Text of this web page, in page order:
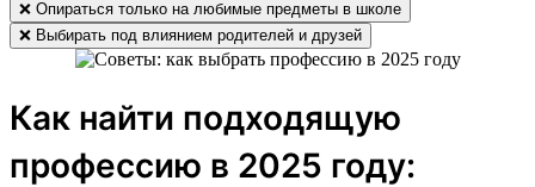
❌ Опираться только на любимые предметы в школе
❌ Выбирать под влиянием родителей и друзей
Как найти подходящую
профессию в 2025 году: